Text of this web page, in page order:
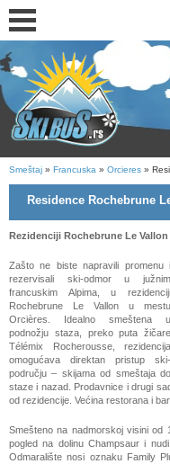
Smeštaj » Francuska » Orcieres »
Residence Rochebrune
Rezidenciji Rochebrune Le Vallon
Zašto ne biste napravili promenu
rezervisali ski-odmor u južnim
francuskim Alpima, u rezidenciji
Rochebrune Le Vallon u mestu
Orcières. Idealno smeštena u
podnožju staza, preko puta žičare
Télémix Rocherousse, rezidencija
omogućava direktan pristup ski-
području – skijama od smeštaja do
staze i nazad. Prodavnice i drugi
od rezidencije. Većina restorana i
Smešteno na nadmorskoj visini od
pogled na dolinu Champsaur i
Odmaralište nosi oznaku Family